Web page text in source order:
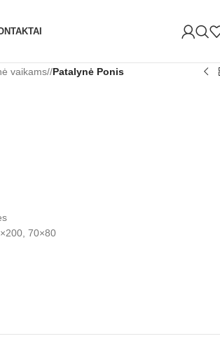
vaikams/ Patalynė Ponis
70×80